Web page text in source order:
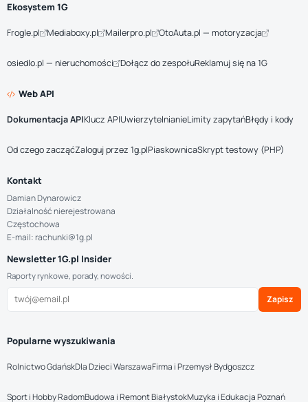
Ekosystem 1G
Frogle.pl Mediaboxy.pl Mailerpro.pl OtoAuta.pl — motoryzacja
osiedlo.pl — nieruchomości Dołącz do zespołuReklamuj się na 1G
Web API
Dokumentacja APIKlucz APIUwierzytelnianieLimity zapytańBłędy i kody
Od czego zacząćZaloguj przez 1g.plPiaskownicaSkrypt testowy (PHP)
Kontakt
Damian Dynarowicz
Działalność nierejestrowana
Częstochowa
E-mail: rachunki@1g.pl
Newsletter 1G.pl Insider
Raporty rynkowe, porady, nowości.
Zapisz
Popularne wyszukiwania
Rolnictwo GdańskDla Dzieci WarszawaFirma i Przemysł Bydgoszcz
Sport i Hobby RadomBudowa i Remont BiałystokMuzyka i Edukacja Poznań